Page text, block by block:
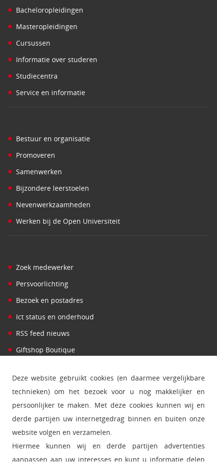
Deze website gebruikt cookies (en daarmee vergelijkbare
technieken) om het bezoek voor u nog makkelijker en
persoonlijker te maken. Met deze cookies kunnen wij en
derde partijen uw internetgedrag binnen en buiten onze
website volgen en verzamelen.
Hiermee kunnen wij en derde partijen advertenties
aanpassen aan uw interesses en kunt u informatie delen
• Bacheloropleidingen
• Masteropleidingen
• Cursussen
• Informatie over studeren
• Studiecentra
• Service en informatie
• Bestuur en organisatie
• Promoveren
• Samenwerken
• Bijzondere leerstoelen
• Nevenwerkzaamheden
• Werken bij de Open Universiteit
• Zoek medewerker
• Persvoorlichting
• Bezoek en postadres
• Ict status en onderhoud
• RSS feed nieuws
• Giftshop Boutique